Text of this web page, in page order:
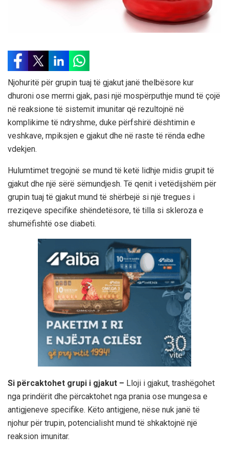
Njohuritë për grupin tuaj të gjakut janë thelbësore kur
dhuroni ose merrni gjak, pasi një mospërputhje mund të çojë
në reaksione të sistemit imunitar që rezultojnë në
komplikime të ndryshme, duke përfshirë dështimin e
veshkave, mpiksjen e gjakut dhe në raste të rënda edhe
vdekjen.
Hulumtimet tregojnë se mund të ketë lidhje midis grupit të
gjakut dhe një sërë sëmundjesh. Të qenit i vetëdijshëm për
grupin tuaj të gjakut mund të shërbejë si një tregues i
rreziqeve specifike shëndetësore, të tilla si skleroza e
shumëfishtë ose diabeti.
Si përcaktohet grupi i gjakut – Lloji i gjakut, trashëgohet
nga prindërit dhe përcaktohet nga prania ose mungesa e
antigjeneve specifike. Këto antigjene, nëse nuk janë të
njohur për trupin, potencialisht mund të shkaktojnë një
reaksion imunitar.